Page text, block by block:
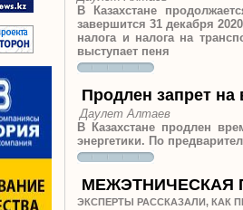
В Казахстане
завершится 31 декабря
налога и налога на
выступает пеня
Продлен запрет на
Даулет Алтаев
В Казахстане продлен
энергетики. По
МЕЖЭТНИЧЕСКАЯ
ЭКСПЕРТЫ РАССКАЗАЛИ, КАК